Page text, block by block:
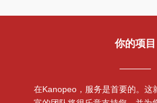
你的项目
在Kanopeo，服务是首要的。这